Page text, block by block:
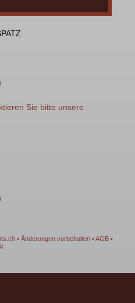
Sie bitte unsere
• Änderungen vorbehalten •AGB •